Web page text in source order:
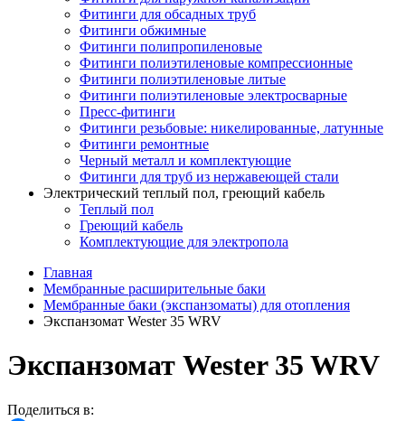
Фитинги для обсадных труб
Фитинги обжимные
Фитинги полипропиленовые
Фитинги полиэтиленовые компрессионные
Фитинги полиэтиленовые литые
Фитинги полиэтиленовые электросварные
Пресс-фитинги
Фитинги резьбовые: никелированные, латунные
Фитинги ремонтные
Черный металл и комплектующие
Фитинги для труб из нержавеющей стали
Электрический теплый пол, греющий кабель
Теплый пол
Греющий кабель
Комплектующие для электропола
Главная
Мембранные расширительные баки
Мембранные баки (экспанзоматы) для отопления
Экспанзомат Wester 35 WRV
Экспанзомат Wester 35 WRV
Поделиться в: